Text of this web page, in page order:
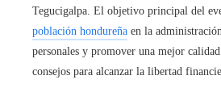
Tegucigalpa. El objetivo principal del
población hondureña en la
personales y promover una mejor
consejos para alcanzar la libertad